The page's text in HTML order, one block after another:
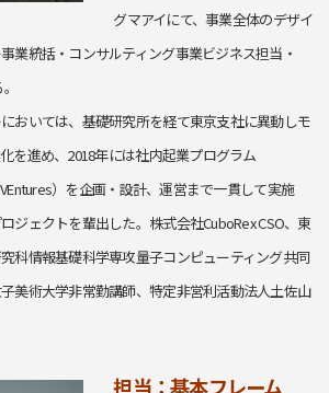
グマアイにて、事業全体のデザイ
業統括・コンサルティング事業ビジネス担当・
おいては、基礎研究所を経て東京支社に異動しモ
を進め、2018年には社内起業プログラム
VEntures）を企画・設計、運営まで一貫して実施
ジェクトを輩出した。株式会社CuboRex CSO、東
科情報基礎科学専攻量子コンピューティング共同
美術大学非常勤講師、特定非営利活動法人土佐山
担当：基本フレーム